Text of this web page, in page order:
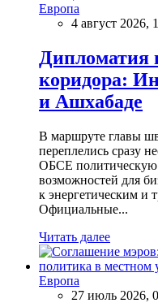
Европа
4 август 2026,
Дипломатия
коридора:
и Ашхабаде
В маршруте главы
переплелись сразу
ОБСЕ политическую
возможностей для
к энергетическим и
Официальные...
Читать далее
Европа
27 июль 2026,